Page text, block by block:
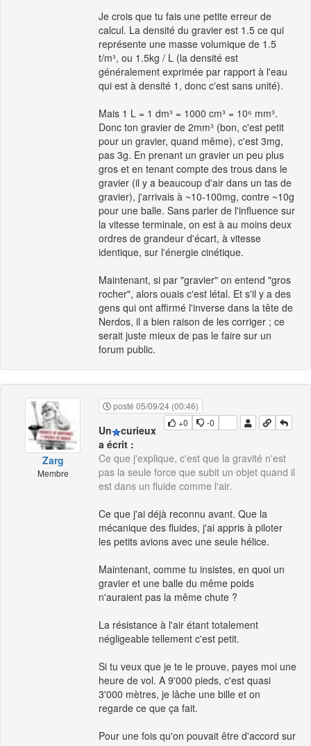
Je crois que tu fais une petite erreur de
calcul. La densité du gravier est 1.5 ce qui
représente une masse volumique de 1.5
t/m³, ou 1.5kg / L (la densité est
généralement exprimée par rapport à l'eau
qui est à densité 1, donc c'est sans unité).
Mais 1 L = 1 dm³ = 1000 cm³ = 10⁶ mm³.
Donc ton gravier de 2mm³ (bon, c'est petit
pour un gravier, quand même), c'est 3mg,
pas 3g. En prenant un gravier un peu plus
gros et en tenant compte des trous dans le
gravier (il y a beaucoup d'air dans un tas de
gravier), j'arrivais à ~10-100mg, contre ~10g
pour une balle. Sans parler de l'influence sur
la vitesse terminale, on est à au moins deux
ordres de grandeur d'écart, à vitesse
identique, sur l'énergie cinétique.
Maintenant, si par "gravier" on entend "gros
rocher", alors ouais c'est létal. Et s'il y a des
gens qui ont affirmé l'inverse dans la tête de
Nerdos, il a bien raison de les corriger ; ce
serait juste mieux de pas le faire sur un
forum public.
Zarg
Membre
posté 05/09/24 (00:46)
+0
-0
Un
curieux
a écrit :
Ce que j'explique, c'est que la gravité n'est
pas la seule force que subit un objet quand il
est dans un fluide comme l'air.
Ce que j'ai déjà reconnu avant. Que la
mécanique des fluides, j'ai appris à piloter
les petits avions avec une seule hélice.
Maintenant, comme tu insistes, en quoi un
gravier et une balle du même poids
n'auraient pas la même chute ?
La résistance à l'air étant totalement
négligeable tellement c'est petit.
Si tu veux que je te le prouve, payes moi une
heure de vol. A 9'000 pieds, c'est quasi
3'000 mètres, je lâche une bille et on
regarde ce que ça fait.
Pour une fois qu'on pouvait être d'accord sur